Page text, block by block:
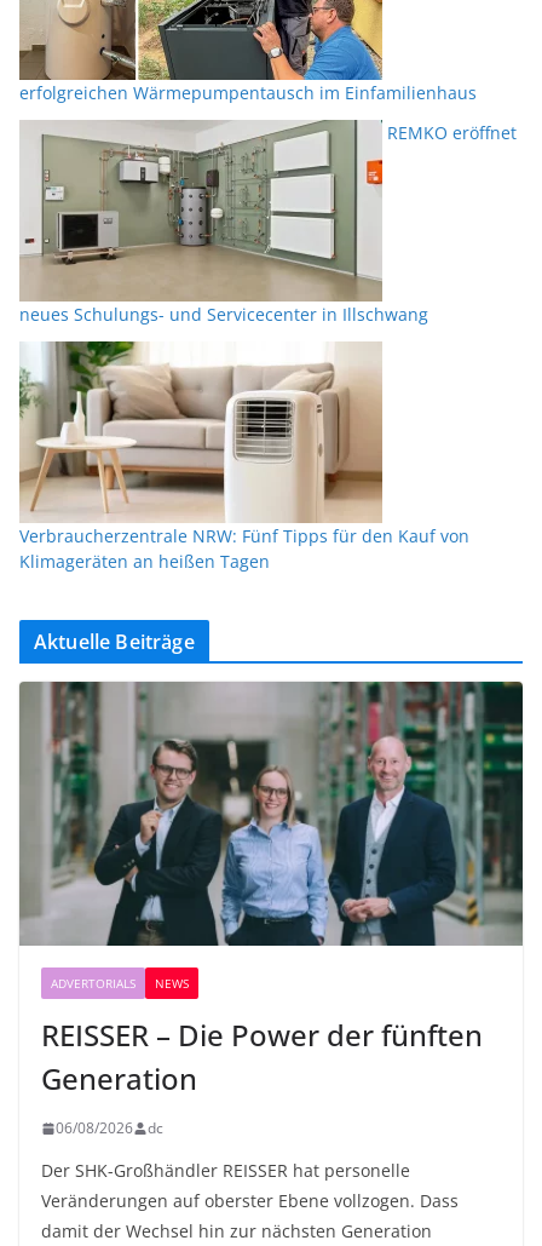
erfolgreichen Wärmepumpentausch im Einfamilienhaus
REMKO eröffnet
neues Schulungs- und Servicecenter in Illschwang
Verbraucherzentrale NRW: Fünf Tipps für den Kauf von
Klimageräten an heißen Tagen
Aktuelle Beiträge
ADVERTORIALS NEWS
REISSER – Die Power der fünften
Generation
06/08/2026 dc
Der SHK-Großhändler REISSER hat personelle
Veränderungen auf oberster Ebene vollzogen. Dass
damit der Wechsel hin zur nächsten Generation